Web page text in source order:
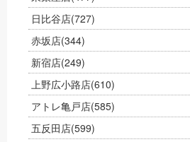
日比谷店(727)
赤坂店(344)
新宿店(249)
上野広小路店(610)
アトレ亀戸店(585)
五反田店(599)